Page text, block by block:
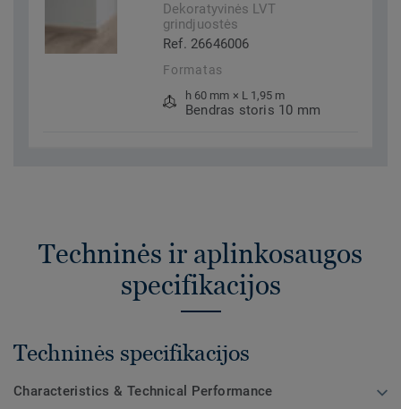
Dekoratyvinės LVT
grindjuostės
Ref. 26646006
Formatas
h 60 mm × L 1,95 m
Bendras storis 10 mm
Techninės ir aplinkosaugos
specifikacijos
Techninės specifikacijos
Characteristics & Technical Performance